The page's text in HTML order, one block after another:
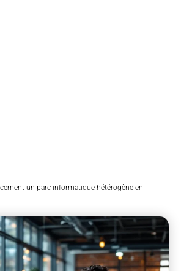
un parc informatique hétérogène en